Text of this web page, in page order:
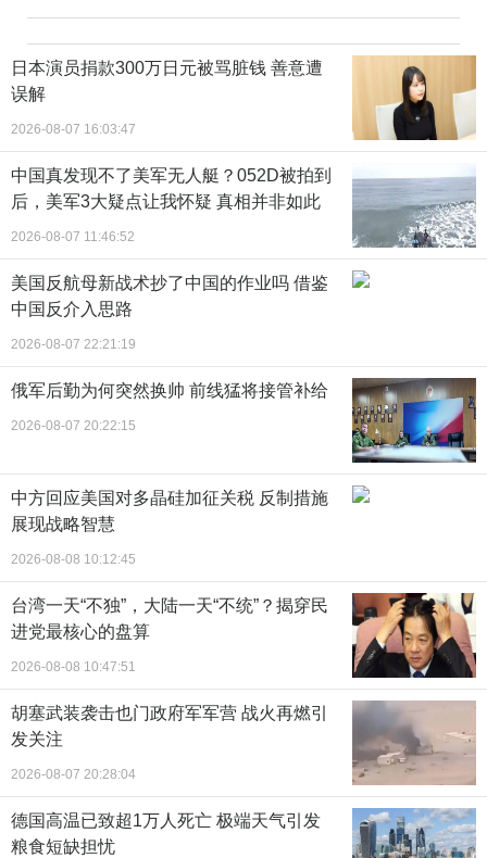
日本演员捐款300万日元被骂脏钱 善意遭
误解
2026-08-07 16:03:47
中国真发现不了美军无人艇？052D被拍到
后，美军3大疑点让我怀疑 真相并非如此
2026-08-07 11:46:52
美国反航母新战术抄了中国的作业吗 借鉴
中国反介入思路
2026-08-07 22:21:19
俄军后勤为何突然换帅 前线猛将接管补给
2026-08-07 20:22:15
中方回应美国对多晶硅加征关税 反制措施
展现战略智慧
2026-08-08 10:12:45
台湾一天“不独”，大陆一天“不统”？揭穿民
进党最核心的盘算
2026-08-08 10:47:51
胡塞武装袭击也门政府军军营 战火再燃引
发关注
2026-08-07 20:28:04
德国高温已致超1万人死亡 极端天气引发
粮食短缺担忧